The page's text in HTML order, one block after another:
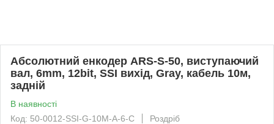
Абсолютний енкодер ARS-S-50, виcтупаючий
вал, 6mm, 12bit, SSI вихід, Gray, кабель 10м,
задній
В наявності
Код: 50-0012-SSI-G-10M-A-6-С
Роздріб